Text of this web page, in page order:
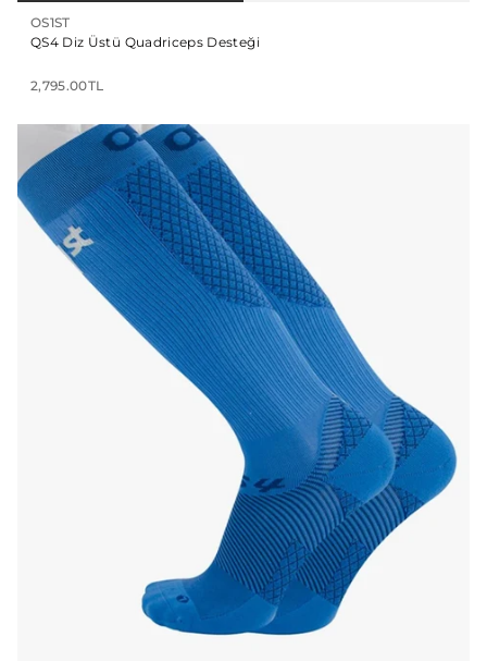
OS1ST
QS4 Diz Üstü Quadriceps Desteği
2,795.00TL